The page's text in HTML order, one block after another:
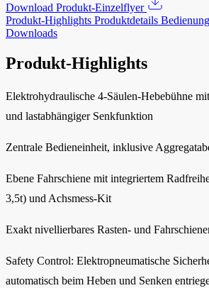
Download Produkt-Einzelflyer
Produkt-Highlights Produktdetails
Downloads
Produkt-Highlights
Elektrohydraulische 4-Säulen-Hebebühne
und lastabhängiger Senkfunktion
Zentrale Bedieneinheit, inklusive
Ebene Fahrschiene mit integriertem
3,5t) und Achsmess-Kit
Exakt nivellierbares Rasten- und
Safety Control: Elektropneumatische
automatisch beim Heben und Senken